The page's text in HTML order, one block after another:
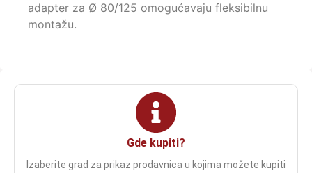
adapter za Ø 80/125 omogućavaju fleksibilnu
montažu.
Gde kupiti?
Izaberite grad za prikaz prodavnica u kojima možete kupiti